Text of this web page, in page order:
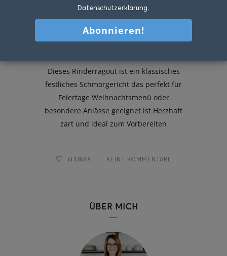
Dieses Rinderragout ist ein klassisches
festliches Schmorgericht das perfekt für
Feiertage Weihnachtsmenü oder
besondere Anlässe geeignet ist Herzhaft
zart und ideal zum Vorbereiten
11 LIKES KEINE KOMMENTARE
ÜBER MICH
Datenschutzerklärung.